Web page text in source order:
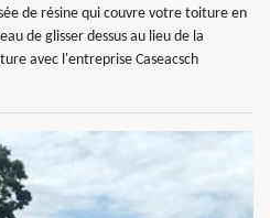
de résine qui couvre votre toiture en
de glisser dessus au lieu de la
avec l'entreprise Caseacsch